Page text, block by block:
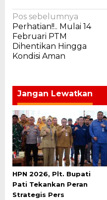
Navigasi
pos
Pos sebelumnya
Perhatian!!.. Mulai 14
Februari PTM
Dihentikan Hingga
Kondisi Aman
Jangan Lewatkan
HPN 2026, Plt. Bupati
Pati Tekankan Peran
Strategis Pers